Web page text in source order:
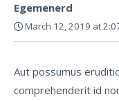
Egemenerd
March 12, 2019 at
Aut possumus
comprehenderit id